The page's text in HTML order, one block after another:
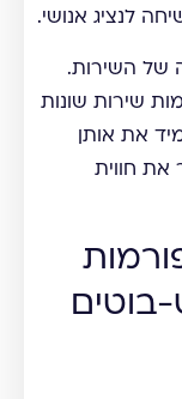
לנציג אנושי.
של השירות.
שירות שונות
את אותן
את חווית
בוטים